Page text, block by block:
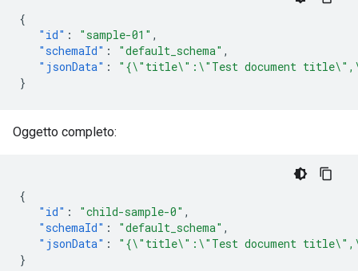
{
"id" : "sample-01" ,
"schemaId" : "default_schema" ,
"jsonData" :
"{\"title\":\"Test document
}
Oggetto completo:
{
"id" : "child-sample-0" ,
"schemaId" : "default_schema" ,
"jsonData" :
"{\"title\":\"Test document
}